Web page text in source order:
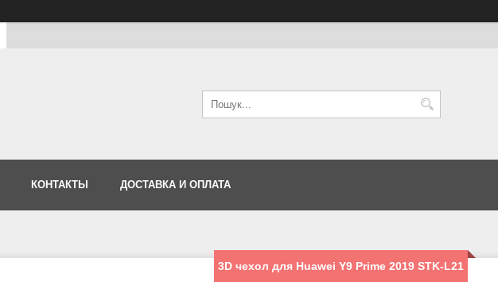
КОНТАКТЫ ДОСТАВКА И ОПЛАТА
3D чехол для Huawei Y9 Prime 2019 STK-L21